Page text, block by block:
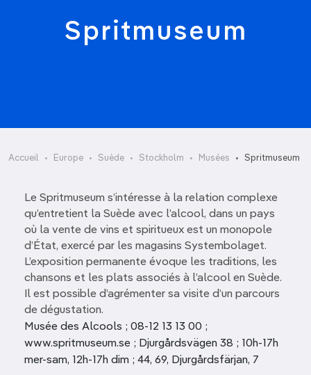
Spritmuseum
Accueil Europe Suède Stockholm Musées Spritmuseum
Le Spritmuseum s’intéresse à la relation complexe
qu’entretient la Suède avec l’alcool, dans un pays
où la vente de vins et spiritueux est un monopole
d’État, exercé par les magasins Systembolaget.
L’exposition permanente évoque les traditions, les
chansons et les plats associés à l’alcool en Suède.
Il est possible d’agrémenter sa visite d’un parcours
de dégustation.
Musée des Alcools ; 08-12 13 13 00 ;
www.spritmuseum.se ; Djurgårdsvägen 38 ; 10h-17h
mer-sam, 12h-17h dim ; 44, 69, Djurgårdsfärjan, 7